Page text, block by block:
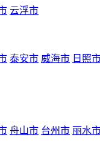
云浮市
泰安市 威海市 日照
舟山市 台州市 丽水